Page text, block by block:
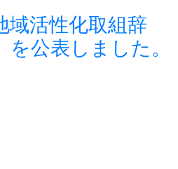
域活性化取組辞
公表しました。